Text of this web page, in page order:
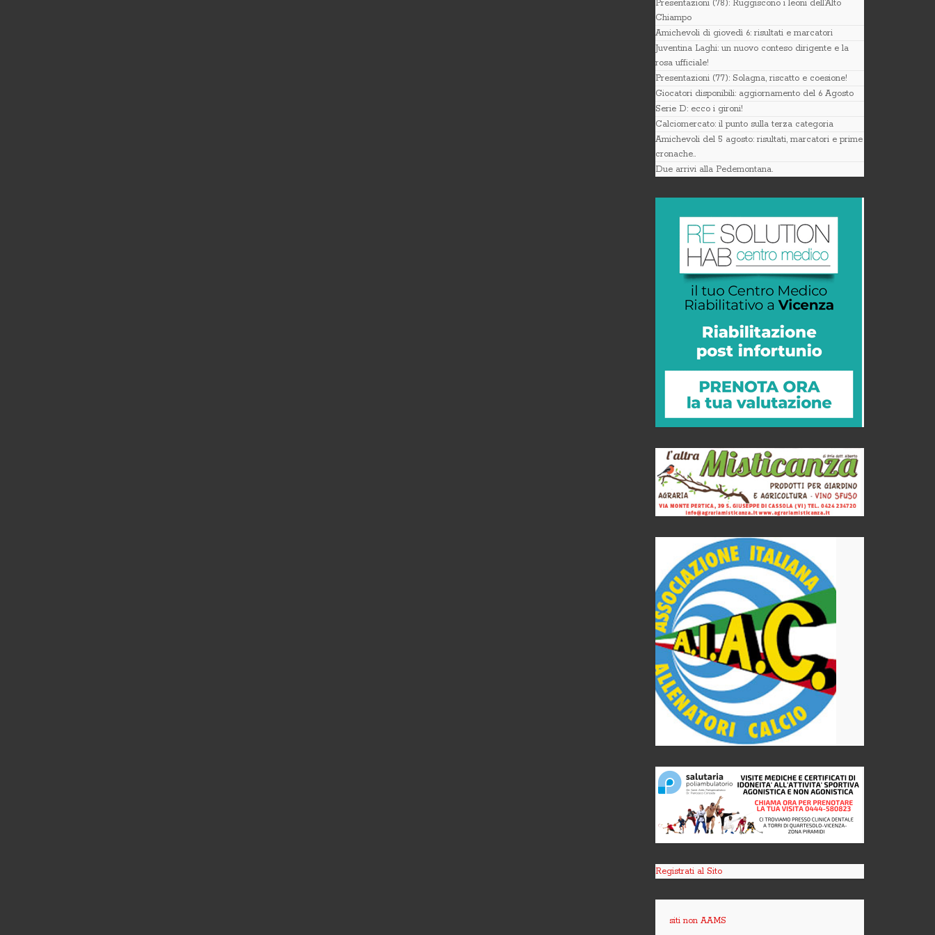
Presentazioni (78): Ruggiscono i leoni dell’Alto
Chiampo
Amichevoli di giovedì 6: risultati e marcatori
Juventina Laghi: un nuovo conteso dirigente e la
rosa ufficiale!
Presentazioni (77): Solagna, riscatto e coesione!
Giocatori disponibili: aggiornamento del 6 Agosto
Serie D: ecco i gironi!
Calciomercato: il punto sulla terza categoria
Amichevoli del 5 agosto: risultati, marcatori e prime
cronache..
Due arrivi alla Pedemontana.
Registrati al Sito
siti non AAMS